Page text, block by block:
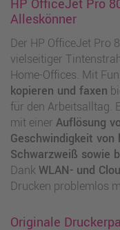
HP OfficeJet Pro
Alleskönner
Der HP OfficeJet Pro
vielseitiger
Home-Offices. Mit
kopieren und faxen
für den Arbeitsalltag.
mit einer Auflösung
Geschwindigkeit
Schwarzweiß sowie
Dank WLAN- und
Drucken problemlos
Originale